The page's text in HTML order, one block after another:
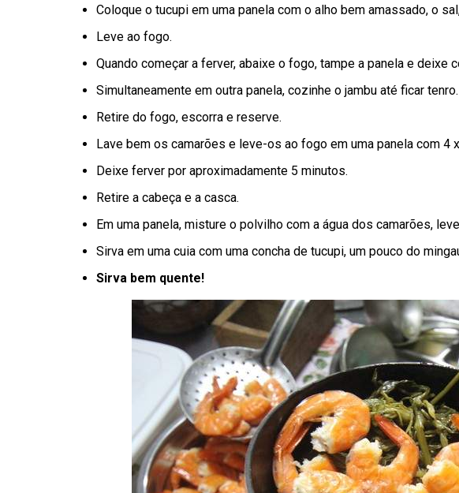
Coloque o tucupi em uma panela com o alho bem amassado, o
Leve ao fogo.
Quando começar a ferver, abaixe o fogo, tampe a panela e deixe
Simultaneamente em outra panela, cozinhe o jambu até ficar tenro.
Retire do fogo, escorra e reserve.
Lave bem os camarões e leve-os ao fogo em uma panela com 4
Deixe ferver por aproximadamente 5 minutos.
Retire a cabeça e a casca.
Em uma panela, misture o polvilho com a água dos camarões,
Sirva em uma cuia com uma concha de tucupi, um pouco do
Sirva bem quente!